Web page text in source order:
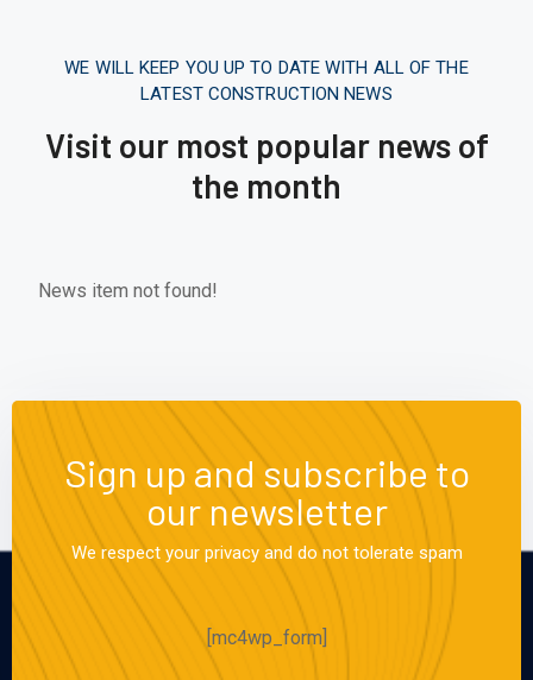
WE WILL KEEP YOU UP TO DATE WITH ALL OF THE
LATEST CONSTRUCTION NEWS
Visit our most popular news of
the month
News item not found!
Sign up and subscribe to
our newsletter
We respect your privacy and do not tolerate spam
[mc4wp_form]